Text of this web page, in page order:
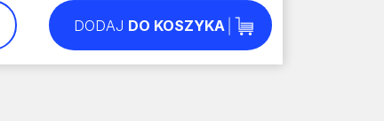
DODAJ DO KOSZYKA